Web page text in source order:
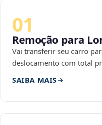
01
Remoção para
Vai transferir seu carro
deslocamento com total
SAIBA MAIS